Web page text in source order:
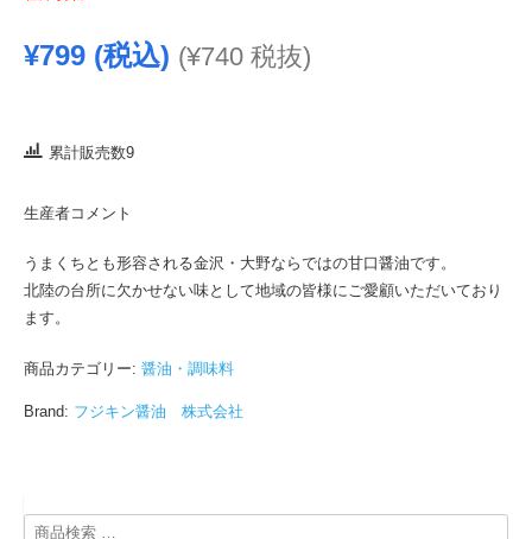
¥799 (税込) (¥740 税抜)
累計販売数9
生産者コメント
うまくちとも形容される金沢・大野ならではの甘口醤油です。
北陸の台所に欠かせない味として地域の皆様にご愛顧いただいており
ます。
商品カテゴリー: 醤油・調味料
Brand: フジキン醤油 株式会社
検